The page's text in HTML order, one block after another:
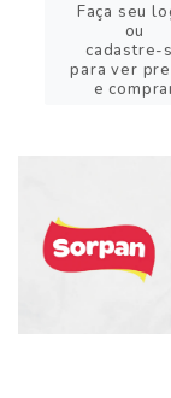
Faça seu
ou
cadastre-
para ver
e